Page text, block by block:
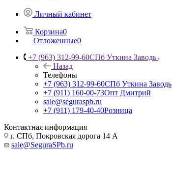
Личный кабинет
Корзина0
Отложенные0
+7 (963) 312-99-60СПб Уткина Заводь
Назад
Телефоны
+7 (963) 312-99-60СПб Уткина Заводь
+7 (911) 160-00-73Опт Дмитрий
sale@seguraspb.ru
+7 (911) 179-40-40Розница
Контактная информация
г. СПб, Покровская дорога 14 А
sale@SeguraSPb.ru